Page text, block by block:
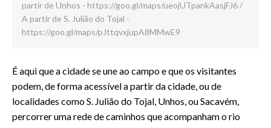
partir de Unhos - https://goo.gl/maps/ueojUTpankAasjFJ6 /
A partir de S. Julião do Tojal -
https://goo.gl/maps/pJttqvxjupA8MMwE9
É aqui que a cidade se une ao campo e que os visitantes
podem, de forma acessível a partir da cidade, ou de
localidades como S. Julião do Tojal, Unhos, ou Sacavém,
percorrer uma rede de caminhos que acompanham o rio